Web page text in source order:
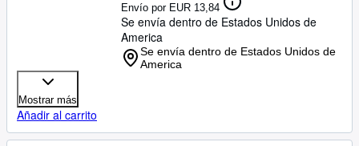
Envío por EUR 13,84
Se envía dentro de Estados Unidos de
America
Se envía dentro de Estados Unidos de
America
Mostrar más
Añadir al carrito